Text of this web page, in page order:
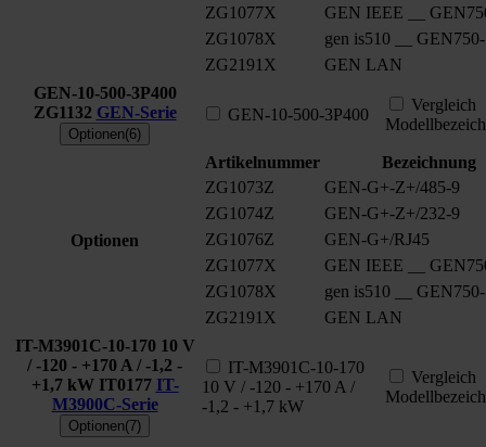
ZG1077X
GEN IEEE __
ZG1078X
gen is510 __
ZG2191X
GEN LAN
GEN-10-500-3P400
ZG1132 GEN-Serie
Optionen(6)
GEN-10-500-3P400
Vergleich
Optionen
Artikelnummer
Bezeichnung
ZG1073Z
GEN-G+-Z+/485-9
ZG1074Z
GEN-G+-Z+/232-9
ZG1076Z
GEN-G+/RJ45
ZG1077X
GEN IEEE __
ZG1078X
gen is510 __
ZG2191X
GEN LAN
IT-M3901C-10-170 10 V
/ -120 - +170 A / -1,2 -
+1,7 kW IT0177 IT-
M3900C-Serie
Optionen(7)
IT-M3901C-10-170
10 V / -120 - +170 A /
-1,2 - +1,7 kW
Vergleich